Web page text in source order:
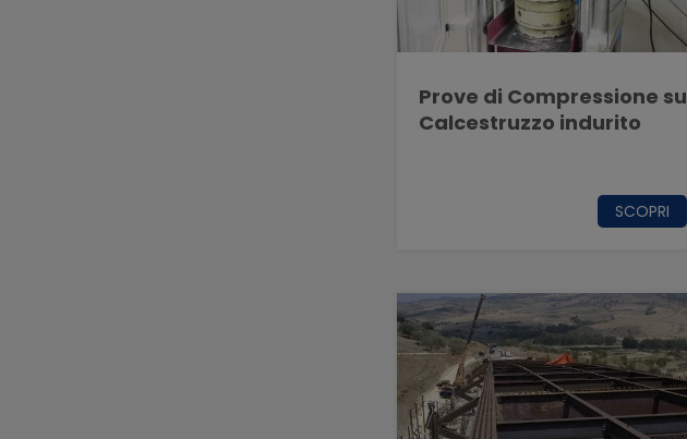
Prove di Compressione su
Calcestruzzo indurito
SCOPRI